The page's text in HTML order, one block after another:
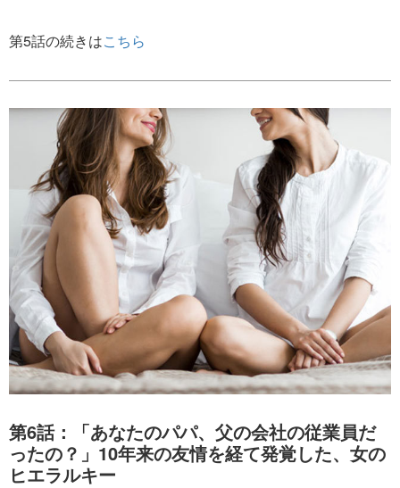
第5話の続きはこちら
第6話：「あなたのパパ、父の会社の従業員だ
ったの？」10年来の友情を経て発覚した、女の
ヒエラルキー